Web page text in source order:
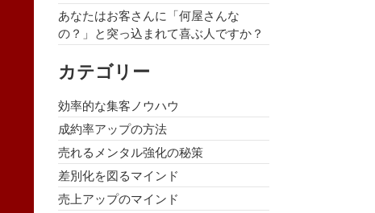
あなたはお客さんに「何屋さんな
の？」と突っ込まれて喜ぶ人ですか？
カテゴリー
効率的な集客ノウハウ
成約率アップの方法
売れるメンタル強化の秘策
差別化を図るマインド
売上アップのマインド